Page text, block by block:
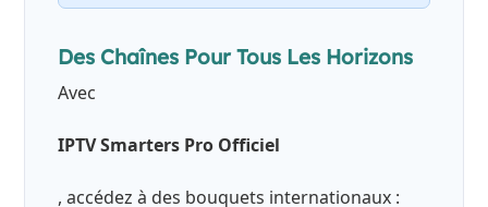
Des Chaînes Pour Tous Les Horizons
Avec
IPTV Smarters Pro Officiel
, accédez à des bouquets internationaux :